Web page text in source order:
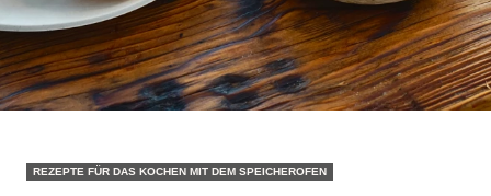
REZEPTE FÜR DAS KOCHEN MIT DEM SPEICHEROFEN